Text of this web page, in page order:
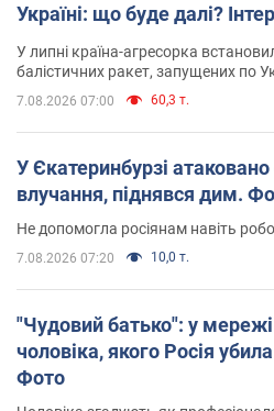
Україні: що буде далі?
У липні країна-агресорка
балістичних ракет, запущених по
7.08.2026 07:00 60,3 т.
У Єкатеринбурзі
влучання, піднявся дим.
Не допомогла росіянам навіть
7.08.2026 07:20 10,0 т.
"Чудовий батько": у
чоловіка, якого Росія
Фото